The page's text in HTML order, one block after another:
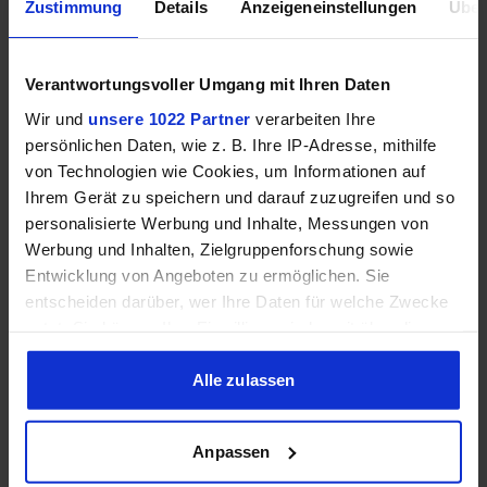
Zustimmung Details Anzeigeneinstellungen
Verantwortungsvoller Umgang mit Ihren Daten
Wir und unsere 1022 Partner verarbeiten Ihre
persönlichen Daten, wie z. B. Ihre IP-Adresse, mithilfe
von Technologien wie Cookies, um Informationen auf
Ihrem Gerät zu speichern und darauf zuzugreifen und so
personalisierte Werbung und Inhalte, Messungen von
Werbung und Inhalten, Zielgruppenforschung sowie
Entwicklung von Angeboten zu ermöglichen. Sie
entscheiden darüber, wer Ihre Daten für welche Zwecke
Cookie-Erklärung oder durch Klicken auf das Privacy
Trigger Symbol ändern oder widerrufen
Informationen über Ihre geografische Lage erfassen,
Alle zulassen
Anpassen
Auflösung
Settings
Serien wählen
Spiele wählen
Average
1% Low
Keine Ergebnisse für die gewählte Kombination